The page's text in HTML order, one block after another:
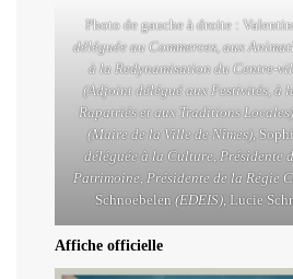
Photo de gauche à droite :
déléguée au Commerces, aux
à la Redynamisation du Centre-
(Adjoint délégué aux Festivités, à
Rapatriés et aux Traditions Locales)
(Maire de la Ville de Nîmes),
déléguée à la Culture, Présidente
Patrimoine, Présidente de la Régie
Schnoebelen (EDEIS), Lucie
Affiche officielle